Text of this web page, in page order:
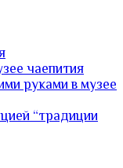
чаепития
руками в музее
“традиции